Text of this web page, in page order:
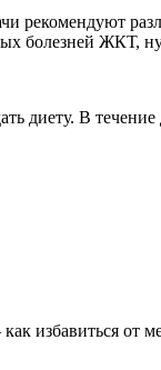
рекомендуют
болезней ЖКТ,
диету. В
избавиться от